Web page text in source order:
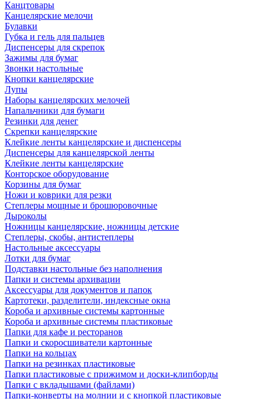
Канцтовары
Канцелярские мелочи
Булавки
Губка и гель для пальцев
Диспенсеры для скрепок
Зажимы для бумаг
Звонки настольные
Кнопки канцелярские
Лупы
Наборы канцелярских мелочей
Напальчники для бумаги
Резинки для денег
Скрепки канцелярские
Клейкие ленты канцелярские и диспенсеры
Диспенсеры для канцелярской ленты
Клейкие ленты канцелярские
Конторское оборудование
Корзины для бумаг
Ножи и коврики для резки
Степлеры мощные и брошюровочные
Дыроколы
Ножницы канцелярские, ножницы детские
Степлеры, скобы, антистеплеры
Настольные аксессуары
Лотки для бумаг
Подставки настольные без наполнения
Папки и системы архивации
Аксессуары для документов и папок
Картотеки, разделители, индексные окна
Короба и архивные системы картонные
Короба и архивные системы пластиковые
Папки для кафе и ресторанов
Папки и скоросшиватели картонные
Папки на кольцах
Папки на резинках пластиковые
Папки пластиковые с прижимом и доски-клипборды
Папки с вкладышами (файлами)
Папки-конверты на молнии и с кнопкой пластиковые